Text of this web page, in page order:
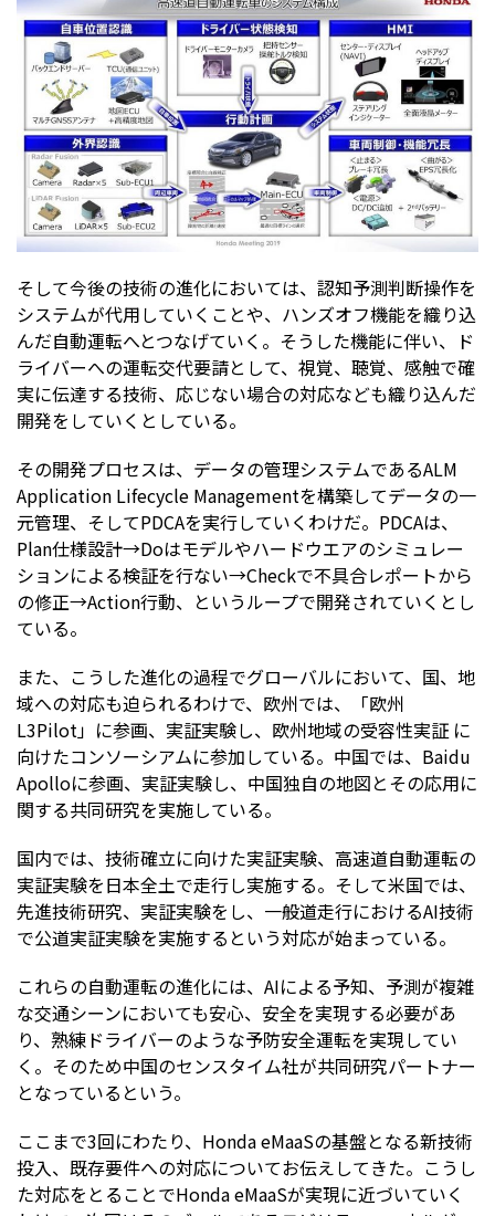
そして今後の技術の進化においては、認知予測判断操作を
システムが代用していくことや、ハンズオフ機能を織り込
んだ自動運転へとつなげていく。そうした機能に伴い、ド
ライバーへの運転交代要請として、視覚、聴覚、感触で確
実に伝達する技術、応じない場合の対応なども織り込んだ
開発をしていくとしている。
その開発プロセスは、データの管理システムであるALM
Application Lifecycle Managementを構築してデータの一
元管理、そしてPDCAを実行していくわけだ。PDCAは、
Plan仕様設計→Doはモデルやハードウエアのシミュレー
ションによる検証を行ない→Checkで不具合レポートから
の修正→Action行動、というループで開発されていくとし
ている。
また、こうした進化の過程でグローバルにおいて、国、地
域への対応も迫られるわけで、欧州では、「欧州
L3Pilot」に参画、実証実験し、欧州地域の受容性実証 に
向けたコンソーシアムに参加している。中国では、Baidu
Apolloに参画、実証実験し、中国独自の地図とその応用に
関する共同研究を実施している。
国内では、技術確立に向けた実証実験、高速道自動運転の
実証実験を日本全土で走行し実施する。そして米国では、
先進技術研究、実証実験をし、一般道走行におけるAI技術
で公道実証実験を実施するという対応が始まっている。
これらの自動運転の進化には、AIによる予知、予測が複雑
な交通シーンにおいても安心、安全を実現する必要があ
り、熟練ドライバーのような予防安全運転を実現してい
く。そのため中国のセンスタイム社が共同研究パートナー
となっているという。
ここまで3回にわたり、Honda eMaaSの基盤となる新技術
投入、既存要件への対応についてお伝えしてきた。こうし
た対応をとることでHonda eMaaSが実現に近づいていく